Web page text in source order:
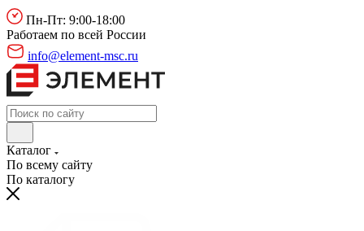
Пн-Пт: 9:00-18:00
Работаем по всей России
info@element-msc.ru
Каталог
По всему сайту
По каталогу